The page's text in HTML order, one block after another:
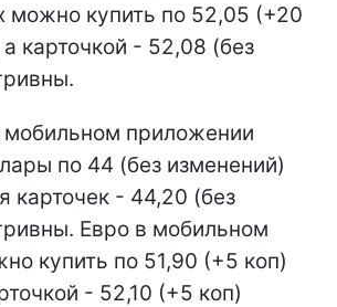
можно купить по 52,05 (+20
карточкой - 52,08 (без
мобильном приложении
по 44 (без изменений)
карточек - 44,20 (без
Евро в мобильном
купить по 51,90 (+5 коп)
- 52,10 (+5 коп)